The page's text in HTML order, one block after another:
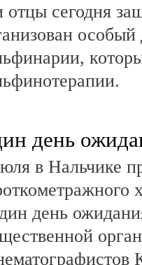
отцы сегодня
день
в Нальчике
день